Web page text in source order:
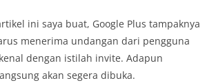
ini saya buat, Google Plus tampaknya
menerima undangan dari pengguna
dengan istilah invite. Adapun
akan segera dibuka.